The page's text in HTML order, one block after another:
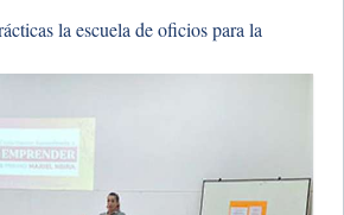
la escuela de oficios para la